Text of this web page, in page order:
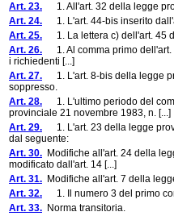
Art. 23. 1. All'art. 32 della legge
Art. 24. 1. L'art. 44-bis inserito
Art. 25. 1. La lettera c) dell'art. 45
Art. 26. 1. Al comma primo dell'art.
i richiedenti [...]
Art. 27. 1. L'art. 8-bis della legge
soppresso.
Art. 28. 1. L'ultimo periodo del
provinciale 21 novembre 1983, n. [...]
Art. 29. 1. L'art. 23 della legge
dal seguente:
Art. 30. Modifiche all'art. 24 della
modificato dall'art. 14 [...]
Art. 31. Modifiche all'art. 7 della
Art. 32. 1. Il numero 3 del primo
Art. 33. Norma transitoria.